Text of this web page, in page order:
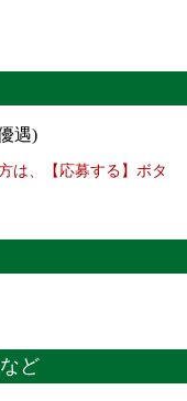
遇)
は、【応募する】ボタ
ど